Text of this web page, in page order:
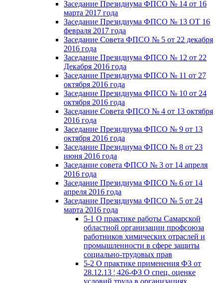
Заседание Президиума ФПСО № 14 от 16
марта 2017 года
Заседание Президиума ФПСО № 13 ОТ 16
февраля 2017 года
Заседание Совета ФПСО № 5 от 22 декабря
2016 года
Заседание Президиума ФПСО № 12 от 22
Декабря 2016 года
Заседание Президиума ФПСО № 11 от 27
октября 2016 года
Заседание Президиума ФПСО № 10 от 24
октября 2016 года
Заседание Совета ФПСО № 4 от 13 октября
2016 года
Заседание Президиума ФПСО № 9 от 13
октября 2016 года
Заседание Президиума ФПСО № 8 от 23
июня 2016 года
Заседание совета ФПСО № 3 от 14 апреля
2016 года
Заседание Президиума ФПСО № 6 от 14
апреля 2016 года
Заседание Президиума ФПСО № 5 от 24
марта 2016 года
5-1 О практике работы Самарской
областной организации профсоюза
работников химических отраслей и
промышленности в сфере защиты
социально-трудовых прав
5-2 О практике применения ФЗ от
28.12.13 ¦ 426-ФЗ О спец. оценке
условий труда в организациях